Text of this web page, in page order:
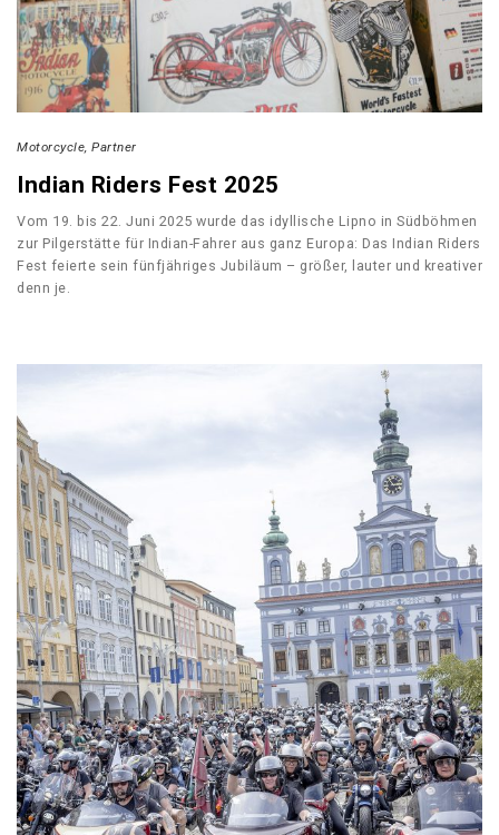
Motorcycle Partner
Indian Riders Fest 2025
Vom 19. bis 22. Juni 2025 wurde das idyllische Lipno in Südböhmen
zur Pilgerstätte für Indian-Fahrer aus ganz Europa: Das Indian Riders
Fest feierte sein fünfjähriges Jubiläum – größer, lauter und kreativer
denn je.